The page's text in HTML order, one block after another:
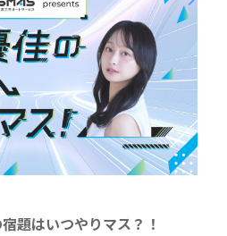
題はいつやりマス？！